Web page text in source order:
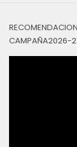
CAMPAÑA2026-